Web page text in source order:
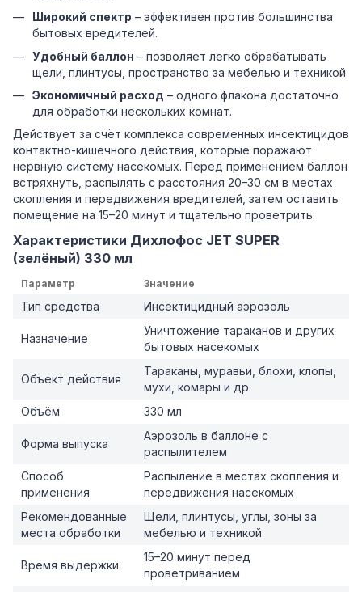
Широкий спектр – эффективен против большинства
бытовых вредителей.
Удобный баллон – позволяет легко обрабатывать
щели, плинтусы, пространство за мебелью и техникой.
Экономичный расход – одного флакона достаточно
для обработки нескольких комнат.
Действует за счёт комплекса современных инсектицидов
контактно-кишечного действия, которые поражают
нервную систему насекомых. Перед применением баллон
встряхнуть, распылять с расстояния 20–30 см в местах
скопления и передвижения вредителей, затем оставить
помещение на 15–20 минут и тщательно проветрить.
Характеристики Дихлофос JET SUPER
(зелёный) 330 мл
Параметр Значение
Тип средства Инсектицидный аэрозоль
Назначение
Уничтожение тараканов и других
бытовых насекомых
Объект действия
Тараканы, муравьи, блохи, клопы,
мухи, комары и др.
Объём
330 мл
Форма выпуска
Аэрозоль в баллоне с
распылителем
Способ
применения
Распыление в местах скопления и
передвижения насекомых
Рекомендованные
места обработки
Щели, плинтусы, углы, зоны за
мебелью и техникой
Время выдержки
15–20 минут перед
проветриванием